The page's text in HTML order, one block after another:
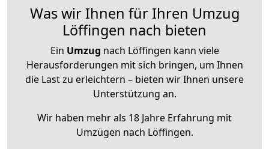
Was wir Ihnen für Ihren Umzug
Löffingen nach bieten
Ein Umzug nach Löffingen kann viele
Herausforderungen mit sich bringen, um Ihnen
die Last zu erleichtern – bieten wir Ihnen unsere
Unterstützung an.
Wir haben mehr als 18 Jahre Erfahrung mit
Umzügen nach Löffingen.